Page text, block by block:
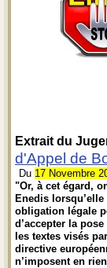
Extrait du
d'Appel de
Du 17 Novembre
"Or, à cet égard,
Enedis lorsqu’elle
obligation légale
d’accepter la
les textes visés
directive
n’imposent en